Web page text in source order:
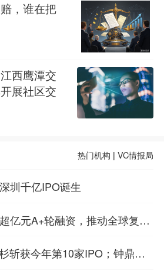
，谁在把
西鹰潭交
展社区交
热门机构 |VC情报局
圳千亿IPO诞生
亿元A+轮融资，推动全球复合
斩获今年第10家IPO；钟鼎投